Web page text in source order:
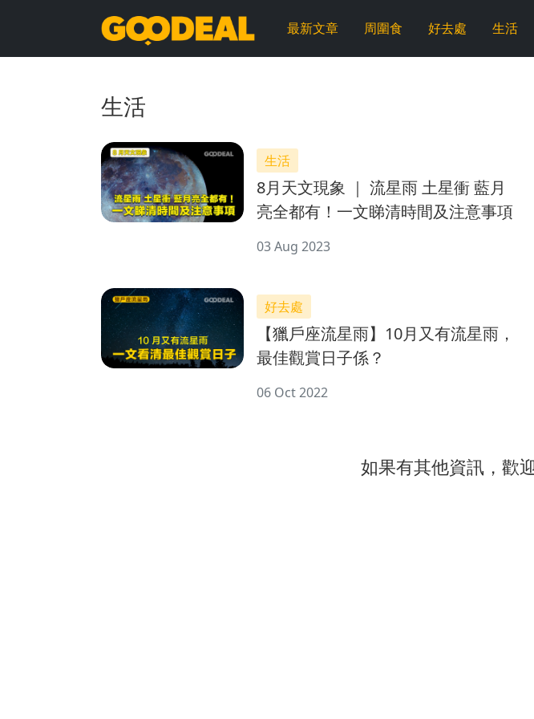
GOODEAL
早
最新文章 周圍食 好去處 生活
生活
生活
8月天文現象 ｜ 流星雨 土星衝 藍月
亮全都有！一文睇清時間及注意事項
03 Aug 2023
好去處
【獵戶座流星雨】10月又有流星雨，
最佳觀賞日子係？
06 Oct 2022
如果有其他資訊，歡